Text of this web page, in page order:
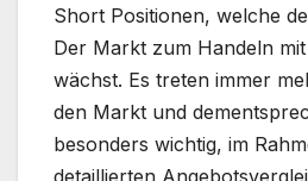
Short Positionen, welche
Der Markt zum Handeln
wächst. Es treten immer
den Markt und
besonders wichtig, im